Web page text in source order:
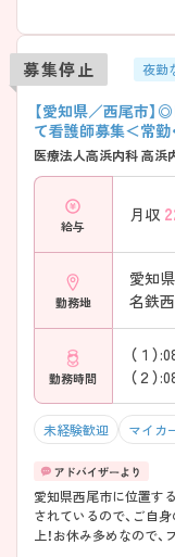
募集停止 夜勤
【愛知県／西尾市
て看護師募集＜常勤
医療法人高浜内科 高浜
給与
月収
勤務地
愛知
名鉄
勤務時間
（１）
（２）
未経験歓迎 マイカ
愛知県西尾市に位置する診療所
されているので、ご自身のお車
上！お休み多めなので、